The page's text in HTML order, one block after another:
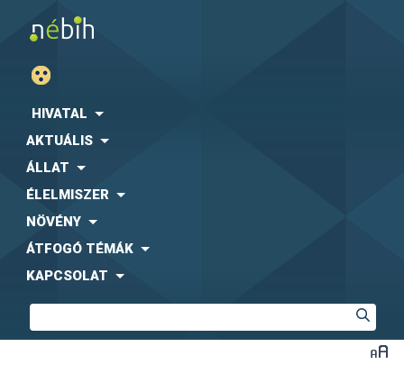
HIVATAL
AKTUÁLIS
ÁLLAT
ÉLELMISZER
NÖVÉNY
ÁTFOGÓ TÉMÁK
KAPCSOLAT